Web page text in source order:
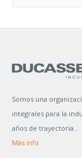
S
O
R
:
Somos una
integrales para la
años de trayectoria...
Más info